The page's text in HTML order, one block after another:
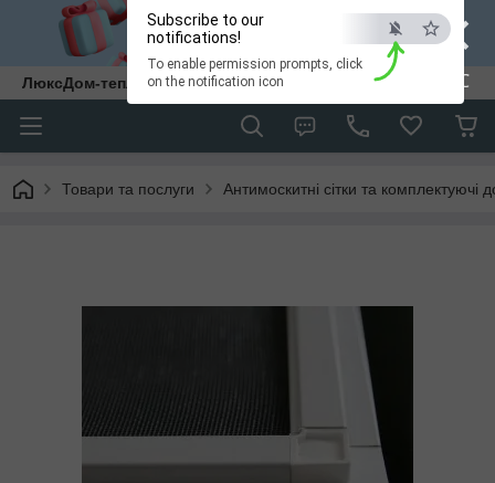
×
ESC
Subscribe to our
notifications!
To enable permission prompts, click
on the notification icon
ЛюксДом-тепло та затишок у кожен дім.
Товари та послуги Антимоскитні сітки та комплектуючі